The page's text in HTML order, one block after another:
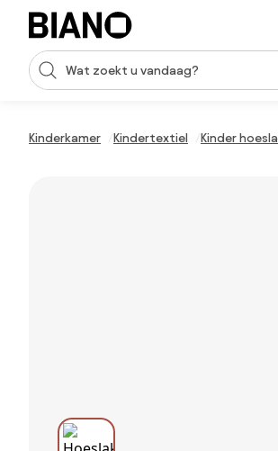
Navigatie overslaan, naar inhoud springen
Zoekopdracht invoeren
Kinderkamer Kindertextiel Kinder